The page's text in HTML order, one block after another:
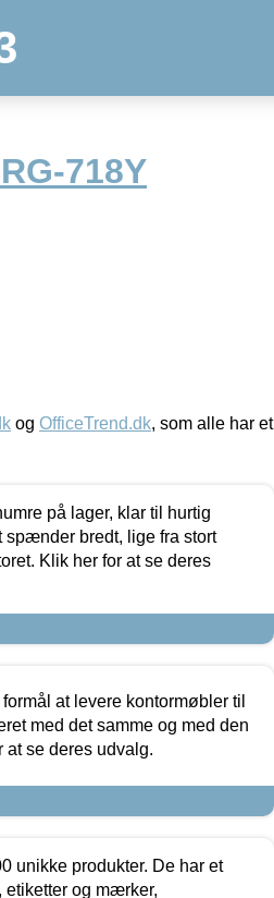
718Y
og OfficeTrend.dk, som alle har et
på lager, klar til hurtig
spænder bredt, lige fra stort
Klik her for at se deres
at levere kontormøbler til
med det samme og med den
at se deres udvalg.
unikke produkter. De har et
etiketter og mærker,